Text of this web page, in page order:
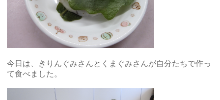
今日は、きりんぐみさんとくまぐみさんが自分たちで作っ
て食べました。